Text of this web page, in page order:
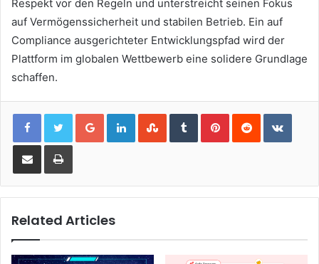
Respekt vor den Regeln und unterstreicht seinen Fokus
auf Vermögenssicherheit und stabilen Betrieb. Ein auf
Compliance ausgerichteter Entwicklungspfad wird der
Plattform im globalen Wettbewerb eine solidere Grundlage
schaffen.
Google+LinkedInStumbleUpon
TumblrPinterestReddit
Share via Email Print
Related Articles